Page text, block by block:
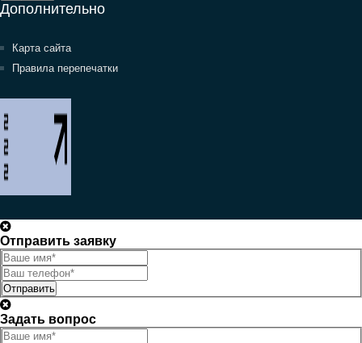
Дополнительно
Карта сайта
Правила перепечатки
Отправить заявку
Отправить
Задать вопрос